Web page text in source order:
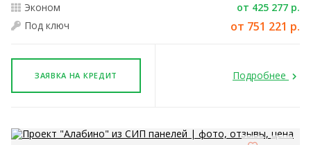
Эконом
от 425 277 р.
Под ключ
от 751 221 р.
ЗАЯВКА НА КРЕДИТ Подробнее